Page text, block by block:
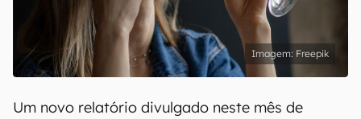
Freepik
Um novo relatório divulgado neste mês de